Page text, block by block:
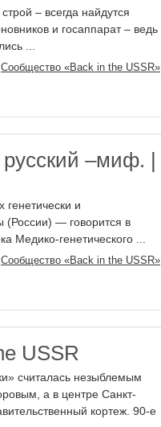
– всегда найдутся
и госаппарат – ведь
...
Сообщество «Back in the USSR»
–миф. |
и
(России) — говорится в
Медико-генетического ...
Сообщество «Back in the USSR»
USSR
считалась незыблемым
а в центре Санкт-
кортеж. 90-е